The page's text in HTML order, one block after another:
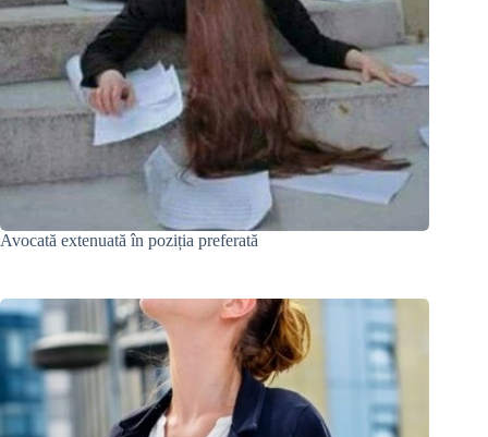
Avocată extenuată în poziția preferată